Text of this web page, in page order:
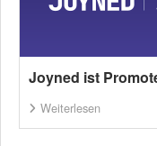
Joyned ist
Weiterlesen